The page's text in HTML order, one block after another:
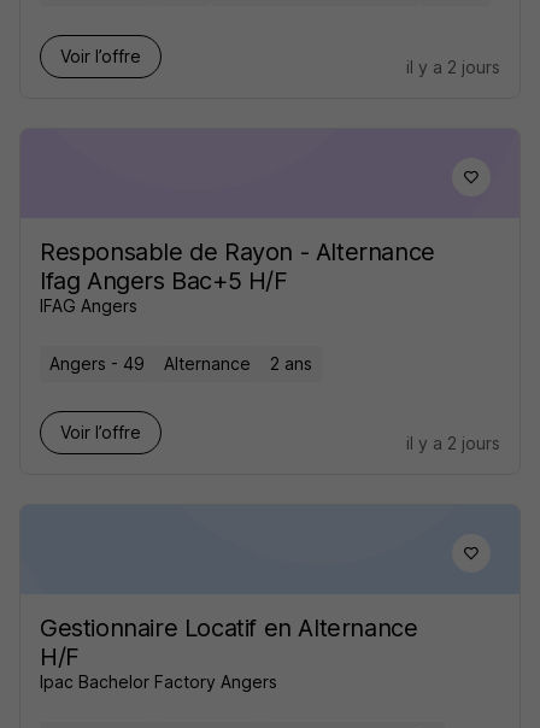
Voir l’offre
il y a 2 jours
Responsable de Rayon - Alternance
Ifag Angers Bac+5 H/F
IFAG Angers
Angers - 49 Alternance 2 ans
Voir l’offre
il y a 2 jours
Gestionnaire Locatif en Alternance
H/F
Ipac Bachelor Factory Angers